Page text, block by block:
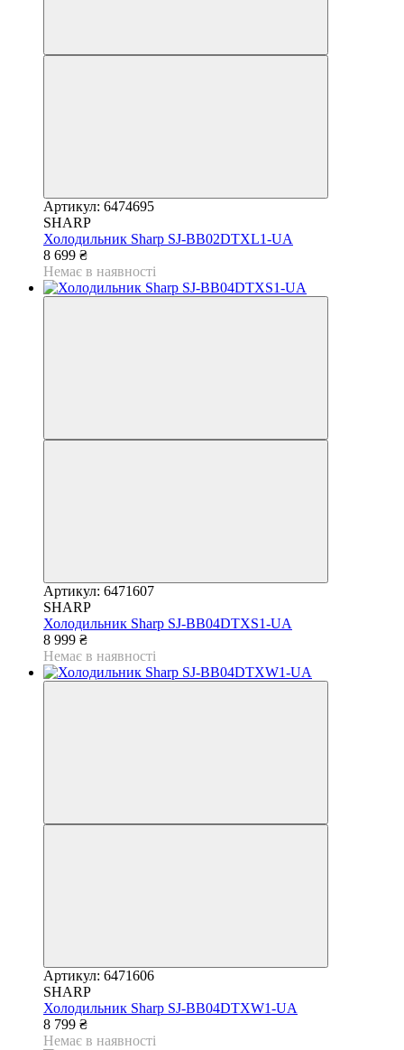
Артикул: 6474695
SHARP
Холодильник Sharp SJ-BB02DTXL1-UA
8 699 ₴
Немає в наявності
Артикул: 6471607
SHARP
Холодильник Sharp SJ-BB04DTXS1-UA
8 999 ₴
Немає в наявності
Артикул: 6471606
SHARP
Холодильник Sharp SJ-BB04DTXW1-UA
8 799 ₴
Немає в наявності